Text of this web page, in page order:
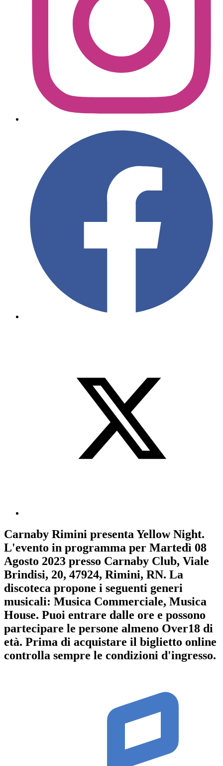
Carnaby Rimini presentaYellow Night.
L'evento in programma per Martedì 08
Agosto 2023 presso Carnaby Club, Viale
Brindisi, 20, 47924, Rimini, RN. La
discoteca propone i seguenti generi
musicali: Musica Commerciale, Musica
House. Puoi entrare dalle ore e possono
partecipare le persone almeno Over18 di
età. Prima di acquistare il biglietto online
controlla sempre le condizioni d'ingresso.